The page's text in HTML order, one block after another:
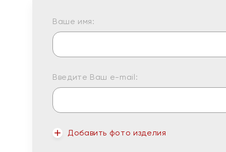
Ваше имя:
Введите Ваш e-mail:
Добавить фото изделия